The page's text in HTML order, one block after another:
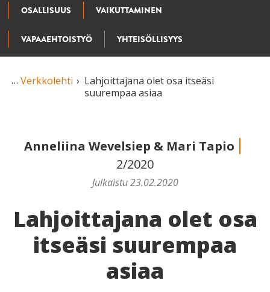
OSALLISUUS VAIKUTTAMINEN
VAPAAEHTOISTYÖ YHTEISÖLLISYYS
Verkkolehti
Lahjoittajana olet osa itseäsi
suurempaa asiaa
Anneliina Wevelsiep & Mari Tapio
2/2020
Julkaistu 23.02.2020
Lahjoittajana olet osa
itseäsi suurempaa
asiaa